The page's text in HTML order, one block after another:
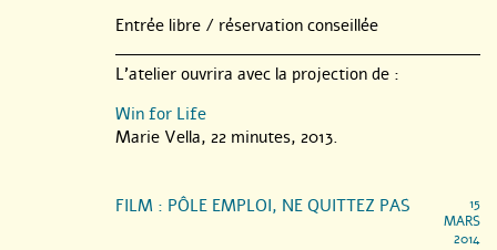
Entrée libre / réservation conseillée
L’atelier ouvrira avec la projection de :
Win for Life
Marie Vella, 22 minutes, 2013.
FILM : PÔLE EMPLOI, NE QUITTEZ PAS
15
MARS
2014